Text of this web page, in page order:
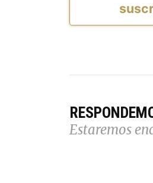
Estaremos